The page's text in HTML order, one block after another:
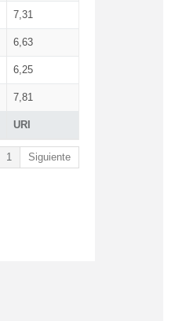
URI
7,31
6,63
6,25
7,81
1 Siguiente